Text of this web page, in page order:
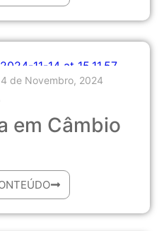
de Novembro, 2024
em Câmbio